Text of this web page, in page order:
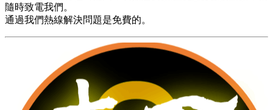
隨時致電我們。
通過我們熱線解決問題是免費的。